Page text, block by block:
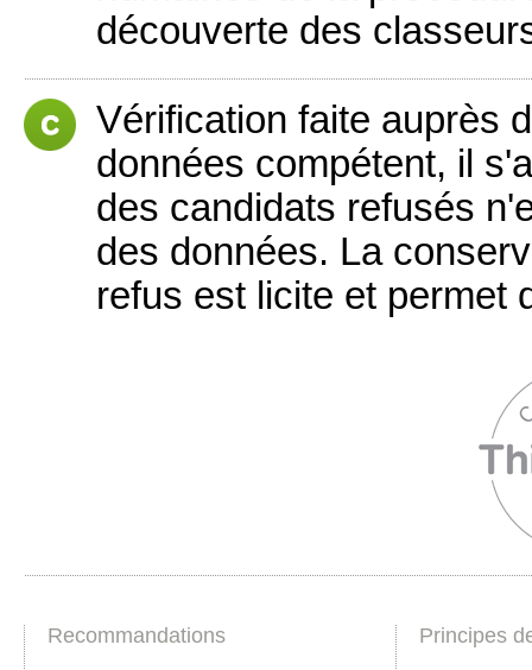
découverte des
Vérification faite auprès
données compétent, il
des candidats refusés
des données. La
refus est licite et permet
Recommandations Principes